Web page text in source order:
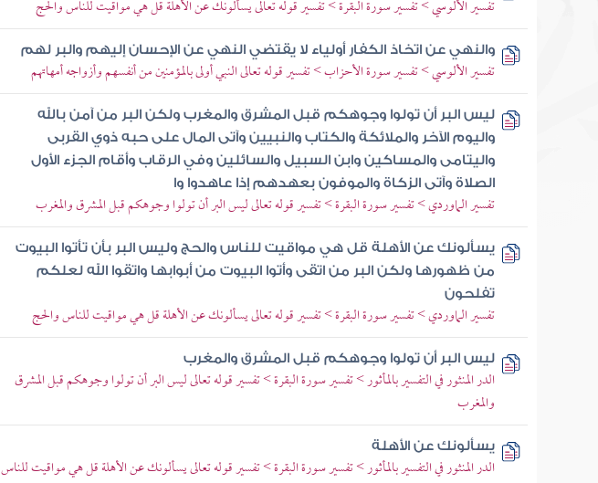
تفسير الألوسي > تفسير سورة البقرة > تفسير قوله تعالى يسألونك عن الأهلة قل هي مواقيت للناس والحج
والنهي عن اتخاذ الكفار أولياء لا يقتضي النهي عن الإحسان إليهم والبر لهم
تفسير الألوسي > تفسير سورة الأحزاب > تفسير قوله تعالى النبي أولى بالمؤمنين من أنفسهم وأزواجه أمهاتهم
ليس البر أن تولوا وجوهكم قبل المشرق والمغرب ولكن البر من آمن بالله
واليوم الآخر والملائكة والكتاب والنبيين وآتى المال على حبه ذوي القربى
واليتامى والمساكين وابن السبيل والسائلين وفي الرقاب وأقام الجزء الأول
الصلاة وآتى الزكاة والموفون بعهدهم إذا عاهدوا وا
تفسير الماوردي > تفسير سورة البقرة > تفسير قوله تعالى ليس البر أن تولوا وجوهكم قبل المشرق والمغرب
يسألونك عن الأهلة قل هي مواقيت للناس والحج وليس البر بأن تأتوا البيوت
من ظهورها ولكن البر من اتقى وأتوا البيوت من أبوابها واتقوا الله لعلكم
تفلحون
تفسير الماوردي > تفسير سورة البقرة > تفسير قوله تعالى يسألونك عن الأهلة قل هي مواقيت للناس والحج
ليس البر أن تولوا وجوهكم قبل المشرق والمغرب
الدر المنثور في التفسير بالمأثور > تفسير سورة البقرة > تفسير قوله تعالى ليس البر أن تولوا وجوهكم قبل المشرق
والمغرب
يسألونك عن الأهلة
الدر المنثور في التفسير بالمأثور > تفسير سورة البقرة > تفسير قوله تعالى يسألونك عن الأهلة قل هي مواقيت للناس